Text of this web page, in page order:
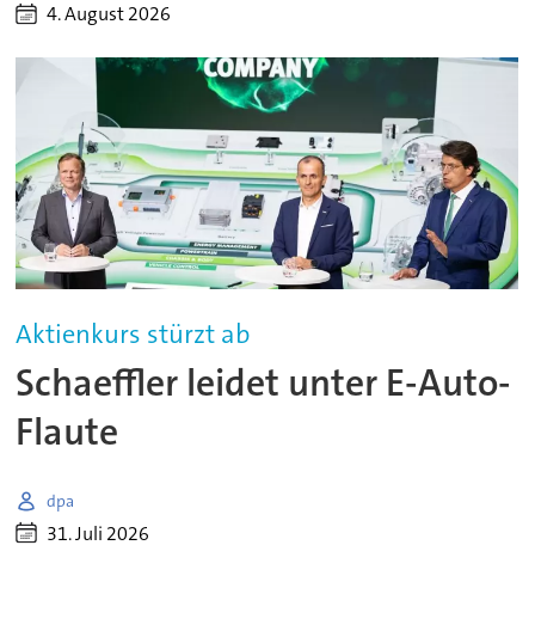
4. August 2026
Aktienkurs stürzt ab
Schaeffler leidet unter E-Auto-
Flaute
dpa
31. Juli 2026